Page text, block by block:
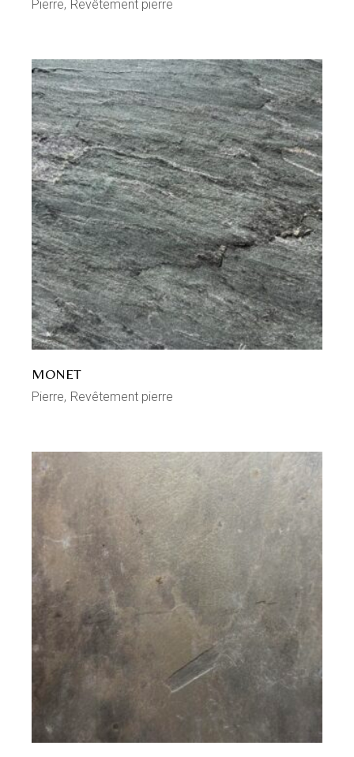
Pierre Revêtement pierre
MONET
Pierre Revêtement pierre